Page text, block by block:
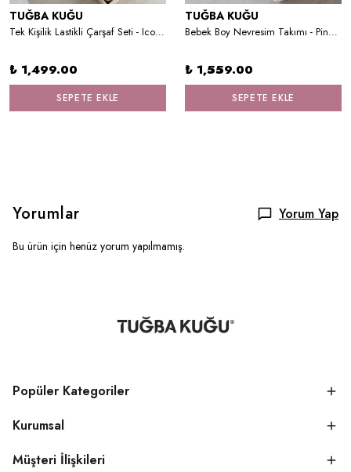
TUĞBA KUĞU
Tek Kişilik Lastikli Çarşaf Seti - Iconic Serisi - Kahverengi Kulaklı Ayıcık
₺ 1,499.00
SEPETE EKLE
TUĞBA KUĞU
Bebek Boy Nevresim Takımı - Pink Royal Series - Z Harfi
₺ 1,559.00
SEPETE EKLE
Yorumlar Yorum Yap
Bu ürün için henüz yorum yapılmamış.
Popüler Kategoriler
Kurumsal
Müşteri İlişkileri